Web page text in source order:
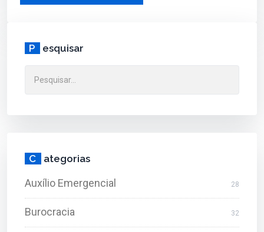
P esquisar
C ategorias
Auxílio Emergencial 28
Burocracia 32